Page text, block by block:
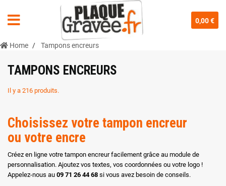
0,00 €
Home Tampons encreurs
TAMPONS ENCREURS
Il y a 216 produits.
Choisissez votre tampon encreur
ou votre encre
Créez en ligne votre tampon encreur facilement grâce au module de
personnalisation. Ajoutez vos textes, vos coordonnées ou votre logo !
Appelez-nous au 09 71 26 44 68 si vous avez besoin de conseils.